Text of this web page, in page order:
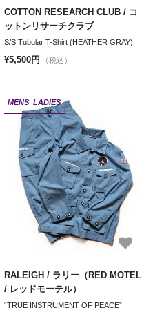
COTTON RESEARCH CLUB / コ
ットンリサーチクラブ
S/S Tubular T-Shirt (HEATHER GRAY)
¥5,500円 （税込）
MENS_LADIES
RALEIGH / ラリー（RED MOTEL
/ レッドモーテル）
“TRUE INSTRUMENT OF PEACE”